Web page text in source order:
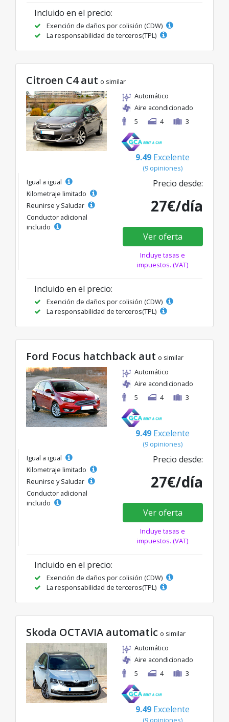
Incluido en el precio:
Exención de daños por colisión (CDW)
La responsabilidad de terceros(TPL)
Citroen C4 aut o similar
Automático
Aire acondicionado
5
4 3
9.49 Excelente
(9 opiniones)
Igual a igual
Kilometraje limitado
Reunirse y Saludar
Conductor adicional
incluido
Precio desde:
27€/día
Ver oferta
Incluye tasas e
impuestos. (VAT)
Incluido en el precio:
Exención de daños por colisión (CDW)
La responsabilidad de terceros(TPL)
Ford Focus hatchback aut o similar
Automático
Aire acondicionado
5
4 3
9.49 Excelente
(9 opiniones)
Igual a igual
Kilometraje limitado
Reunirse y Saludar
Conductor adicional
incluido
Precio desde:
27€/día
Ver oferta
Incluye tasas e
impuestos. (VAT)
Incluido en el precio:
Exención de daños por colisión (CDW)
La responsabilidad de terceros(TPL)
Skoda OCTAVIA automatic o similar
Automático
Aire acondicionado
5
4 3
9.49 Excelente
(9 opiniones)